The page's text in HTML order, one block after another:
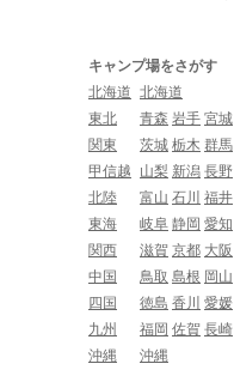
キャンプ場をさがす
北海道 北海道
東北
青森 岩手 宮城
関東
茨城 栃木 群馬
甲信越
山梨 新潟 長野
北陸
富山 石川 福井
東海
岐阜 静岡 愛知
関西
滋賀 京都 大阪
中国
鳥取 島根 岡山
四国
徳島 香川 愛媛
九州
福岡 佐賀 長崎
沖縄
沖縄